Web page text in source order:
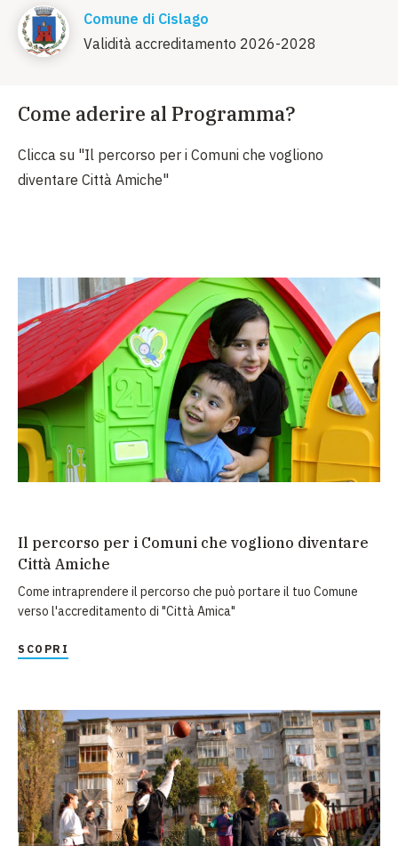
Comune di Cislago
Validità accreditamento 2026-2028
Come aderire al Programma?
Clicca su "Il percorso per i Comuni che vogliono
diventare Città Amiche"
Il percorso per i Comuni che vogliono diventare
Città Amiche
Come intraprendere il percorso che può portare il tuo Comune
verso l'accreditamento di "Città Amica"
SCOPRI